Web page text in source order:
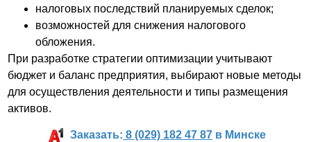
налоговых последствий планируемых сделок;
возможностей для снижения налогового
обложения.
При разработке стратегии оптимизации учитывают
бюджет и баланс предприятия, выбирают новые методы
для осуществления деятельности и типы размещения
активов.
Заказать: 8 (029) 182 47 87 в Минске